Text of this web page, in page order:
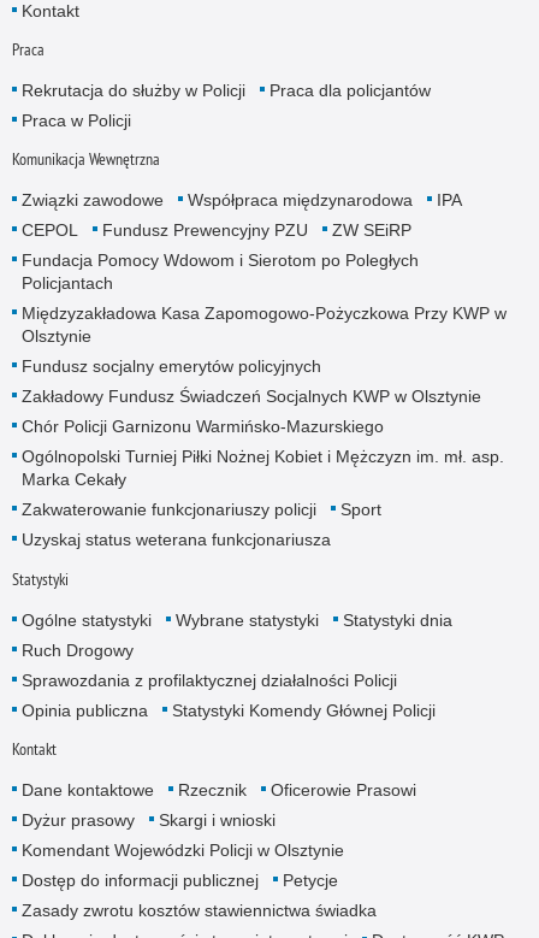
Kontakt
Praca
Rekrutacja do służby w Policji
Praca dla policjantów
Praca w Policji
Komunikacja Wewnętrzna
Związki zawodowe Współpraca międzynarodowa
IPA
CEPOL
Fundusz Prewencyjny PZU
ZW SEiRP
Fundacja Pomocy Wdowom i Sierotom po Poległych
Policjantach
Międzyzakładowa Kasa Zapomogowo-Pożyczkowa Przy KWP w
Olsztynie
Fundusz socjalny emerytów policyjnych
Zakładowy Fundusz Świadczeń Socjalnych KWP w Olsztynie
Chór Policji Garnizonu Warmińsko-Mazurskiego
Ogólnopolski Turniej Piłki Nożnej Kobiet i Mężczyzn im. mł. asp.
Marka Cekały
Zakwaterowanie funkcjonariuszy policji
Sport
Uzyskaj status weterana funkcjonariusza
Statystyki
Ogólne statystyki Wybrane statystyki
Statystyki dnia
Ruch Drogowy
Sprawozdania z profilaktycznej działalności Policji
Opinia publiczna
Statystyki Komendy Głównej Policji
Kontakt
Dane kontaktowe Rzecznik
Oficerowie Prasowi
Dyżur prasowy
Skargi i wnioski
Komendant Wojewódzki Policji w Olsztynie
Dostęp do informacji publicznej
Petycje
Zasady zwrotu kosztów stawiennictwa świadka